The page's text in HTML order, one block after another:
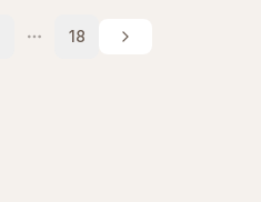
More pages
18